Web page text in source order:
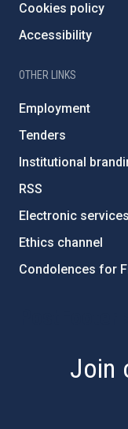
Cookies policy
Accessibility
OTHER LINKS
Employment
Tenders
Institutional
RSS
Electronic
Ethics channel
Condolences for
Join